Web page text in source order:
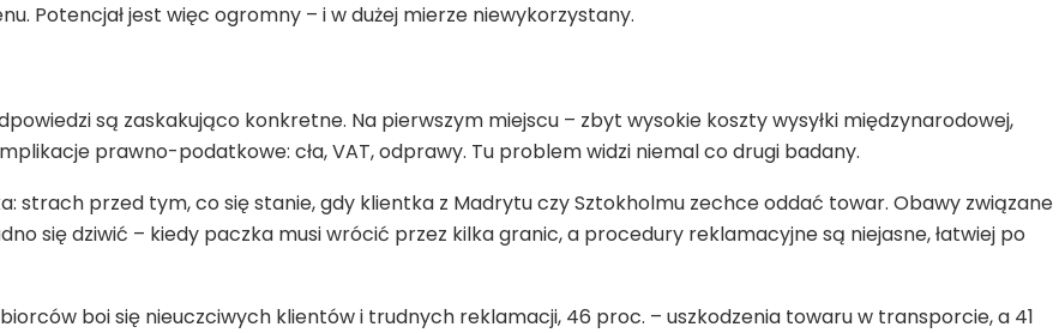
Potencjał jest więc ogromny – i w dużej mierze niewykorzystany.
są zaskakująco konkretne. Na pierwszym miejscu – zbyt wysokie koszty wysyłki międzynarodowej,
prawno-podatkowe: cła, VAT, odprawy. Tu problem widzi niemal co drugi badany.
strach przed tym, co się stanie, gdy klientka z Madrytu czy Sztokholmu zechce oddać towar. Obawy związane
się dziwić – kiedy paczka musi wrócić przez kilka granic, a procedury reklamacyjne są niejasne, łatwiej po
boi się nieuczciwych klientów i trudnych reklamacji, 46 proc. – uszkodzenia towaru w transporcie, a 41